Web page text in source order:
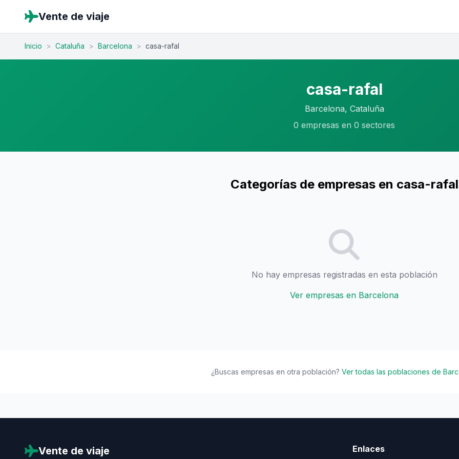
Vente de viaje
Inicio > Cataluña > Barcelona > casa-rafal
casa-rafal
Barcelona, Cataluña
0 empresas en 0 sectores
Categorías de empresas en casa-rafal
No hay empresas registradas en esta población
Ver empresas en Barcelona
¿Buscas empresas en otra población? Ver todas las poblaciones de
Vente de viaje Enlaces